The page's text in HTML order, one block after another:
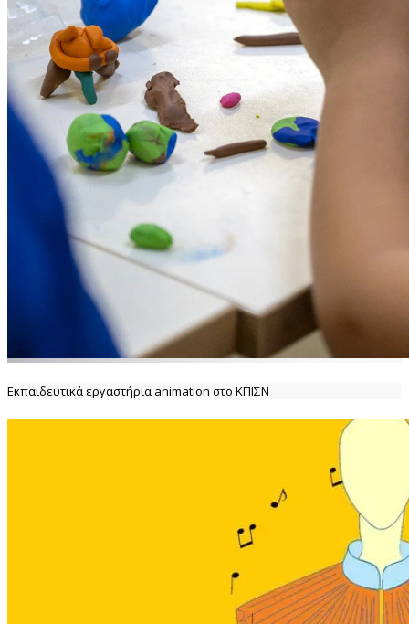
Εκπαιδευτικά εργαστήρια animation στο ΚΠΙΣΝ